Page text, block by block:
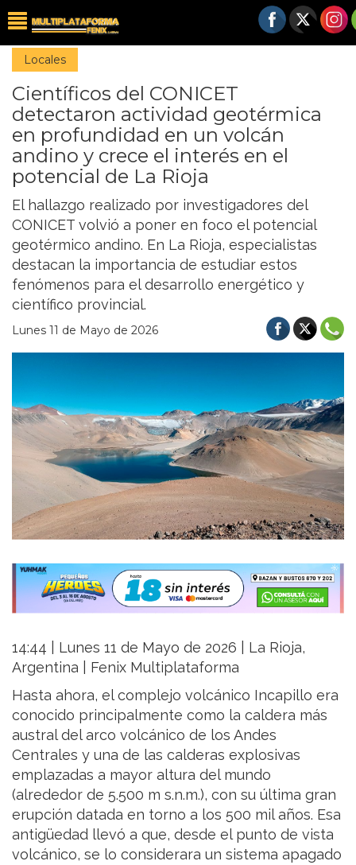
Locales
Científicos del CONICET
detectaron actividad geotérmica
en profundidad en un volcán
andino y crece el interés en el
potencial de La Rioja
El hallazgo realizado por investigadores del
CONICET volvió a poner en foco el potencial
geotérmico andino. En La Rioja, especialistas
destacan la importancia de estudiar estos
fenómenos para el desarrollo energético y
científico provincial.
Lunes 11 de Mayo de 2026
14:44 | Lunes 11 de Mayo de 2026 | La Rioja,
Argentina | Fenix Multiplataforma
Hasta ahora, el complejo volcánico Incapillo era
conocido principalmente como la caldera más
austral del arco volcánico de los Andes
Centrales y una de las calderas explosivas
emplazadas a mayor altura del mundo
(alrededor de 5.500 m s.n.m.), con su última gran
erupción datada en torno a los 500 mil años. Esa
antigüedad llevó a que, desde el punto de vista
volcánico, se lo considerara un sistema apagado